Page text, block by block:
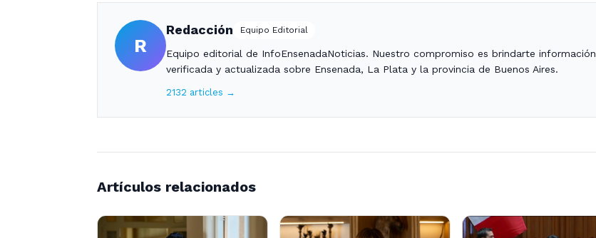
R
Redacción Equipo Editorial
Equipo editorial de InfoEnsenadaNoticias. Nuestro compromiso es brindarte información
verificada y actualizada sobre Ensenada, La Plata y la provincia de Buenos Aires.
2132 articles →
Artículos relacionados